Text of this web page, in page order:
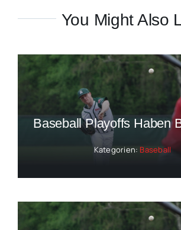
You Might Also
Baseball Playoffs Haben
Kategorien:Baseball